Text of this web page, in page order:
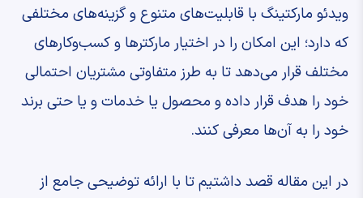
ویدئو مارکتینگ با قابلیت‌های متنوع و گزینه‌های مختلفی
که دارد؛ این امکان را در اختیار مارکترها و کسب‌وکارهای
مختلف قرار می‌دهد تا به طرز متفاوتی مشتریان احتمالی
خود را هدف قرار داده و محصول یا خدمات و یا حتی برند
خود را به آن‌ها معرفی کنند.
در این مقاله قصد داشتیم تا با ارائه توضیحی جامع از